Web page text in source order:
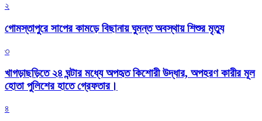
২
গোমস্তাপুরে সাপের কামড়ে বিছানায় ঘুমন্ত অবস্থায় শিশুর মৃত্যু
৩
খাগড়াছড়িতে ২৪ ঘন্টার মধ্যে অপহৃত কিশোরী উদ্ধার, অপহরণ কারীর মূল
হোতা পুলিশের হাতে গ্রেফতার।
৪